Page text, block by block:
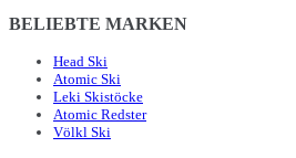
BELIEBTE MARKEN
Head Ski
Atomic Ski
Leki Skistöcke
Atomic Redster
Völkl Ski